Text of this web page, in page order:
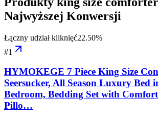
Najwyższej Konwersji
Łączny udział kliknięć22.50%
#1
HYMOKEGE 7 Piece King Size
Seersucker, All Season Luxury Bed
Bedroom, Bedding Set with
Pillo…